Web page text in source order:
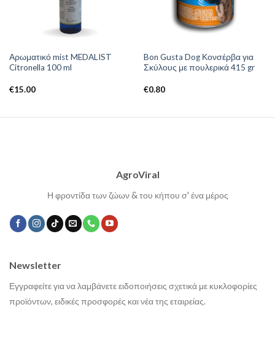
Αρωματικό mist MEDALIST
Citronella 100 ml
€15.00
Bon Gusta Dog Κονσέρβα για
Σκύλους με πουλερικά 415 gr
€0.80
AgroViral
Η φροντίδα των ζώων & του κήπου σ' ένα μέρος
Newsletter
Εγγραφείτε για να λαμβάνετε ειδοποιήσεις σχετικά με κυκλοφορίες
προϊόντων, ειδικές προσφορές και νέα της εταιρείας.